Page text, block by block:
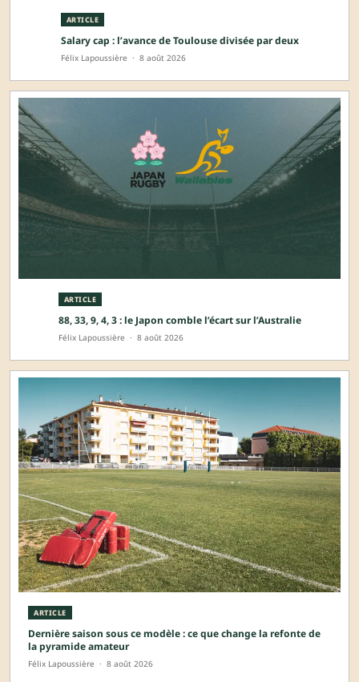
ARTICLE
Salary cap : l’avance de Toulouse divisée par deux
Félix Lapoussière · 8 août 2026
ARTICLE
88, 33, 9, 4, 3 : le Japon comble l’écart sur l’Australie
Félix Lapoussière · 8 août 2026
ARTICLE
Dernière saison sous ce modèle : ce que change la refonte de
la pyramide amateur
Félix Lapoussière · 8 août 2026